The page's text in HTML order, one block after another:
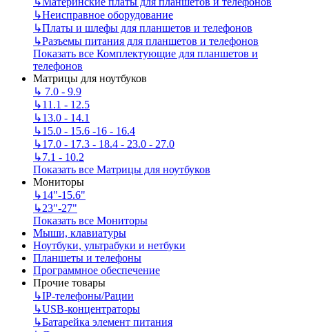
↳Неисправное оборудование
↳Платы и шлефы для планшетов и телефонов
↳Разъемы питания для планшетов и телефонов
Показать все Комплектующие для планшетов и
телефонов
Матрицы для ноутбуков
↳ 7.0 - 9.9
↳11.1 - 12.5
↳13.0 - 14.1
↳15.0 - 15.6 -16 - 16.4
↳17.0 - 17.3 - 18.4 - 23.0 - 27.0
↳7.1 - 10.2
Показать все Матрицы для ноутбуков
Мониторы
↳14"-15.6"
↳23"-27"
Показать все Мониторы
Мыши, клавиатуры
Ноутбуки, ультрабуки и нетбуки
Планшеты и телефоны
Программное обеспечение
Прочие товары
↳IP‑телефоны/Рации
↳USB-концентраторы
↳Батарейка элемент питания